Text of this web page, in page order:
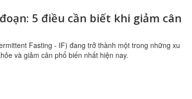
5 điều cần biết khi giảm cân
Fasting - IF) đang trở thành một trong những xu
và giảm cân phổ biến nhất hiện nay.